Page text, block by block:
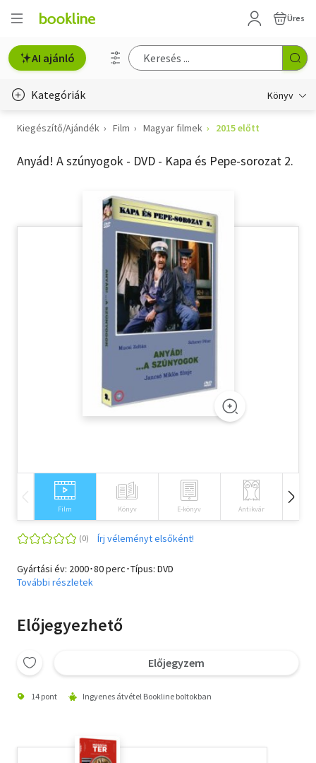
Üres
AI ajánló
Kategóriák Könyv
Életmód, egészség
Erotika
Társadalomtudomány
Kiegészítő/Ajándék Film Magyar filmek 2015 előtt
Anyád! A szúnyogok - DVD - Kapa és Pepe-sorozat 2.
Film Könyv E-könyv Antikvár
Írj véleményt elsőként!
Gyártási év: 2000･80 perc･Típus: DVD
További részletek
Előjegyezhető
Előjegyzem
14 pont Ingyenes átvétel Bookline boltokban